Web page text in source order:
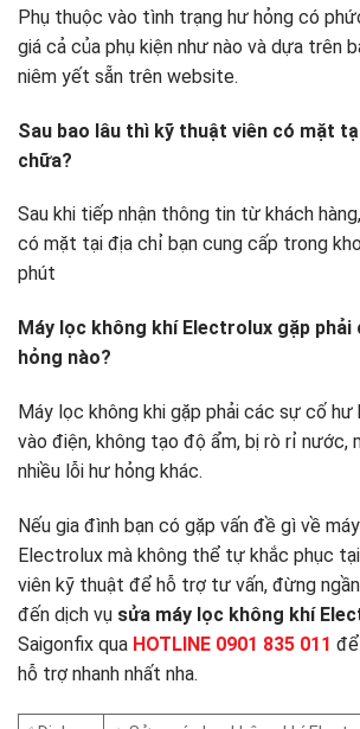
Phụ thuộc vào tình trạng hư hỏng có
giá cả của phụ kiện như nào và dựa trên
niêm yết sẵn trên website.
Sau bao lâu thì kỹ thuật viên có mặt
chữa?
Sau khi tiếp nhận thông tin từ khách
có mặt tại địa chỉ bạn cung cấp trong
phút
Máy lọc không khí Electrolux gặp phải
hỏng nào?
Máy lọc không khi gặp phải các sự cố hư
vào điện, không tạo độ ẩm, bị rò rỉ nước,
nhiều lỗi hư hỏng khác.
Nếu gia đình bạn có gặp vấn đề gì về
Electrolux mà không thể tự khắc phục
viên kỹ thuật để hỗ trợ tư vấn, đừng
đến dịch vụ sửa máy lọc không khí
Saigonfix qua HOTLINE 0901 835 011
hỗ trợ nhanh nhất nha.